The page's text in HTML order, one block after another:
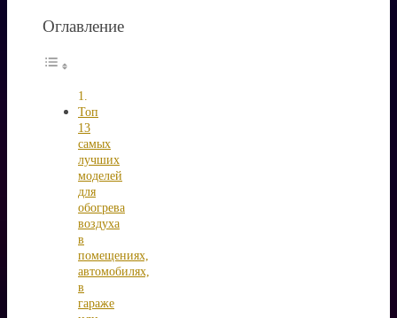
Оглавление
Топ
13
самых
лучших
моделей
для
обогрева
воздуха
в
помещениях,
автомобилях,
в
гараже